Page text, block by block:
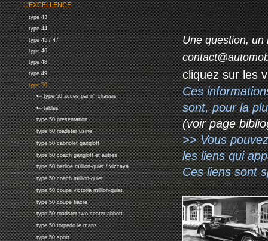
L'EXCELLENCE
type 43
type 44
type 45 / 47
type 46
type 48
type 49
type 50
•-- type 50 acces par n° chassis
•-- tables
type 50 presentation
type 50 roadster usine
type 50 cabriolet gangloff
type 50 coach gangloff et autres
type 50 berline million-guiet / vizcaya
type 50 coach million-guiet
type 50 coupe victoria million-guiet
type 50 coupe fiacre
type 50 roadster two-seater abbott
type 50 torpedo le mans
type 50 sport
Une question, un
cliquez sur les
Ces
sont, pour la
(voir page
>> Vous
les liens qui
Ces liens sont